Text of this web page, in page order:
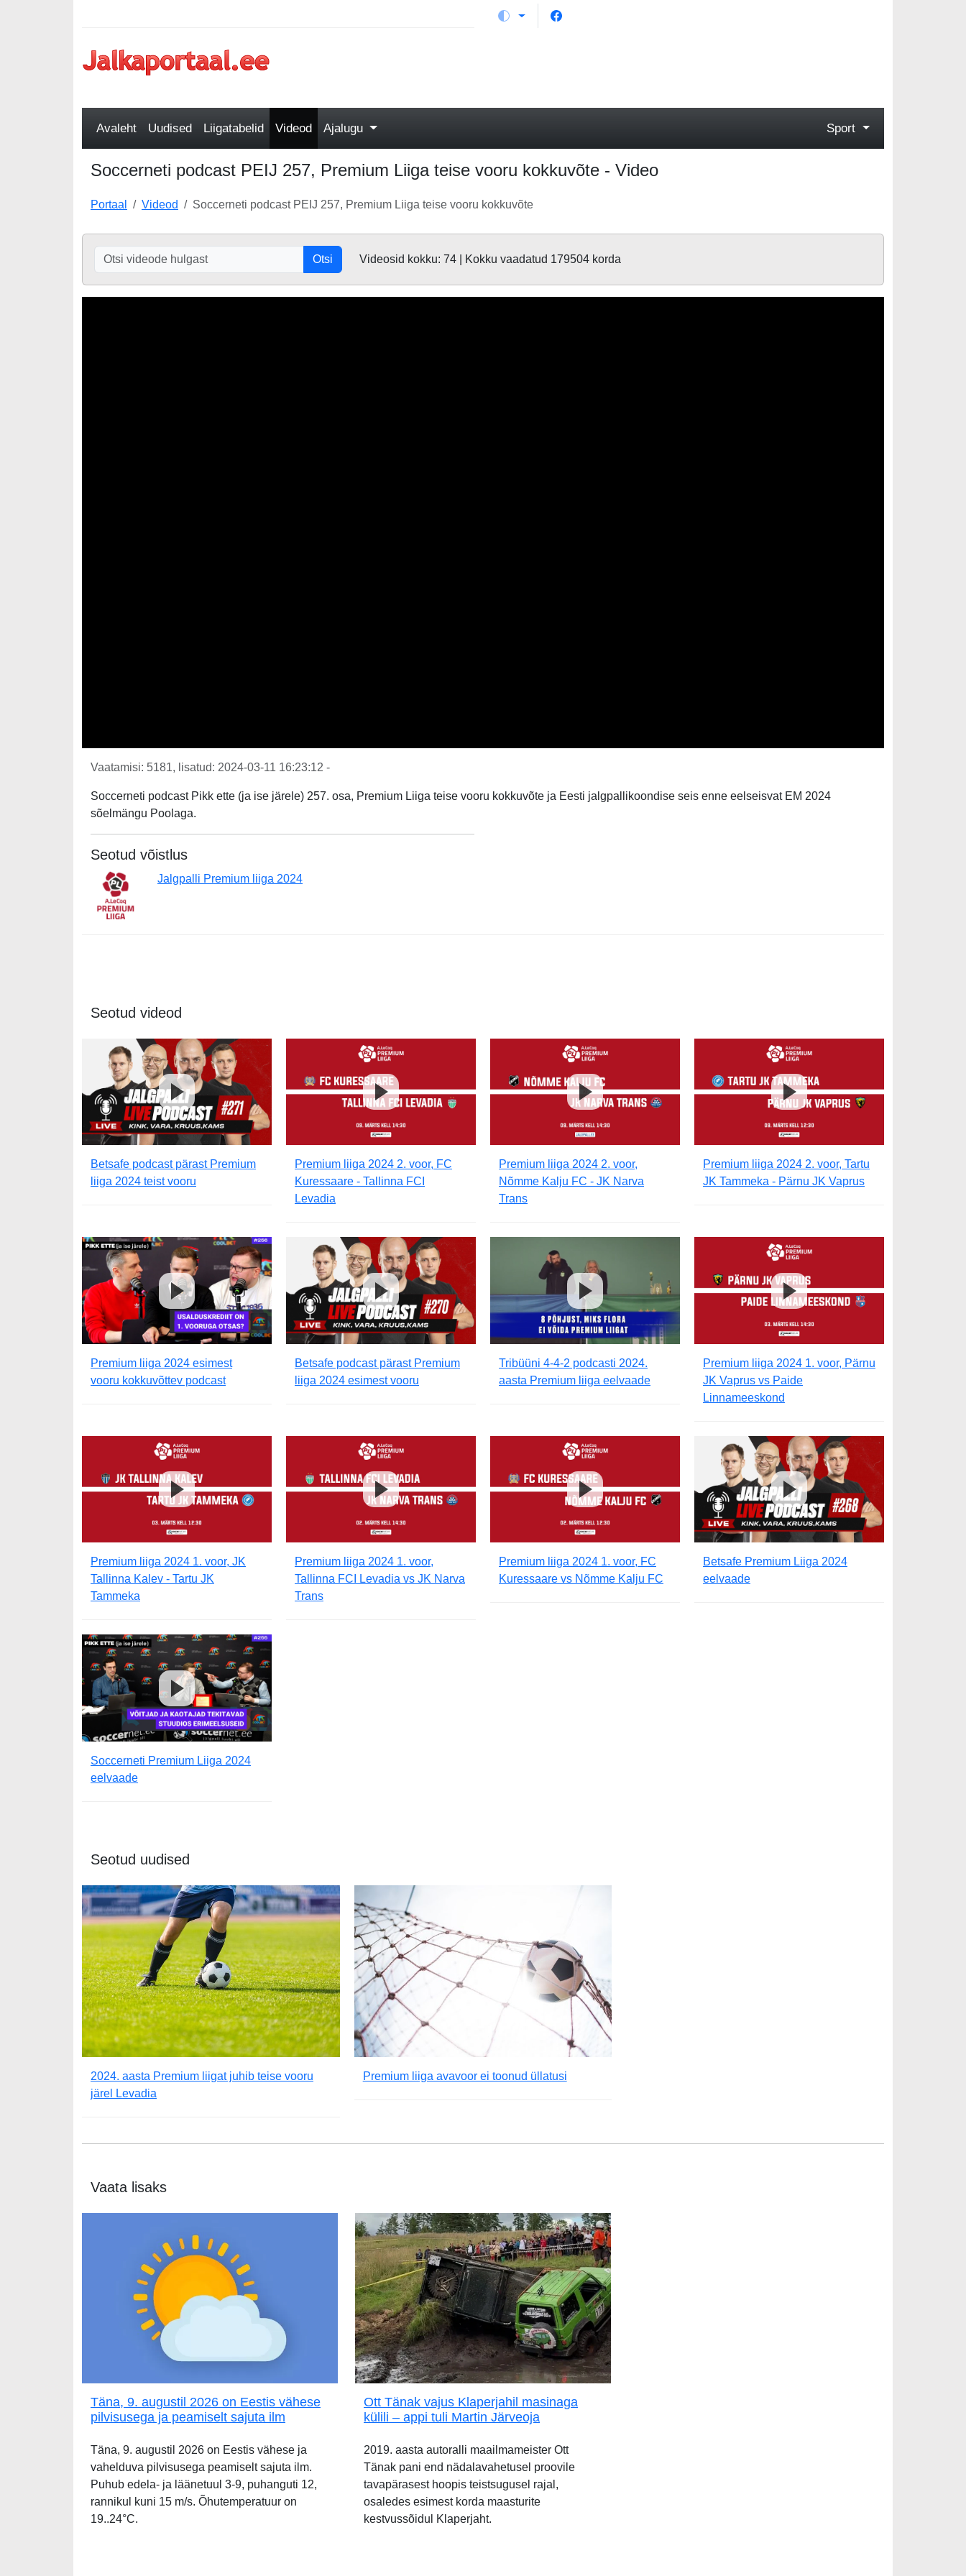
Avaleht Uudised Liigatabelid Videod Ajalugu Sport
Soccerneti podcast PEIJ 257, Premium Liiga teise vooru kokkuvõte - Video
Portaal Videod Soccerneti podcast PEIJ 257, Premium Liiga teise vooru kokkuvõte
Otsi Videosid kokku: 74 | Kokku vaadatud 179504 korda
Vaatamisi: 5181, lisatud: 2024-03-11 16:23:12 -
Soccerneti podcast Pikk ette (ja ise järele) 257. osa, Premium Liiga teise vooru kokkuvõte ja Eesti jalgpallikoondise seis enne eelseisvat EM 2024
sõelmängu Poolaga.
Seotud võistlus
Jalgpalli Premium liiga 2024
Seotud videod
Betsafe podcast pärast Premium
liiga 2024 teist vooru
Premium liiga 2024 2. voor, FC
Kuressaare - Tallinna FCI
Levadia
Premium liiga 2024 2. voor,
Nõmme Kalju FC - JK Narva
Trans
Premium liiga 2024 2. voor, Tartu
JK Tammeka - Pärnu JK Vaprus
Premium liiga 2024 esimest
vooru kokkuvõttev podcast
Betsafe podcast pärast Premium
liiga 2024 esimest vooru
Tribüüni 4-4-2 podcasti 2024.
aasta Premium liiga eelvaade
Premium liiga 2024 1. voor, Pärnu
JK Vaprus vs Paide
Linnameeskond
Premium liiga 2024 1. voor, JK
Tallinna Kalev - Tartu JK
Tammeka
Premium liiga 2024 1. voor,
Tallinna FCI Levadia vs JK Narva
Trans
Premium liiga 2024 1. voor, FC
Kuressaare vs Nõmme Kalju FC
Betsafe Premium Liiga 2024
eelvaade
Soccerneti Premium Liiga 2024
eelvaade
Seotud uudised
2024. aasta Premium liigat juhib teise vooru
järel Levadia
Premium liiga avavoor ei toonud üllatusi
Vaata lisaks
Täna, 9. augustil 2026 on Eestis vähese
pilvisusega ja peamiselt sajuta ilm
Täna, 9. augustil 2026 on Eestis vähese ja
vahelduva pilvisusega peamiselt sajuta ilm.
Puhub edela- ja läänetuul 3-9, puhanguti 12,
rannikul kuni 15 m/s. Õhutemperatuur on
19..24°C.
Ott Tänak vajus Klaperjahil masinaga
külili – appi tuli Martin Järveoja
2019. aasta autoralli maailmameister Ott
Tänak pani end nädalavahetusel proovile
tavapärasest hoopis teistsugusel rajal,
osaledes esimest korda maasturite
kestvussõidul Klaperjaht.